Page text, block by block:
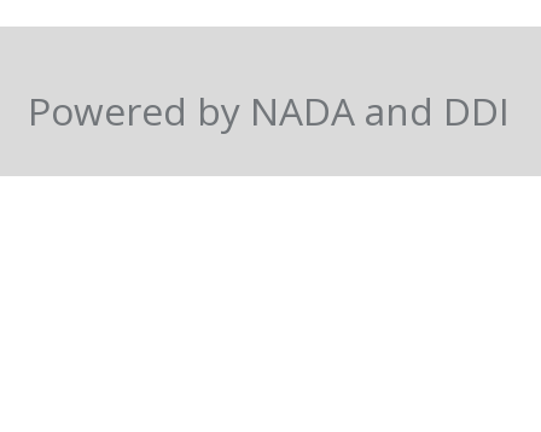
Powered by NADA and DDI